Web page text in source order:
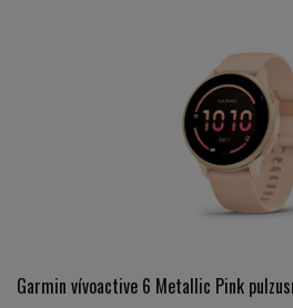
Garmin vívoactive 6 Metallic Pink